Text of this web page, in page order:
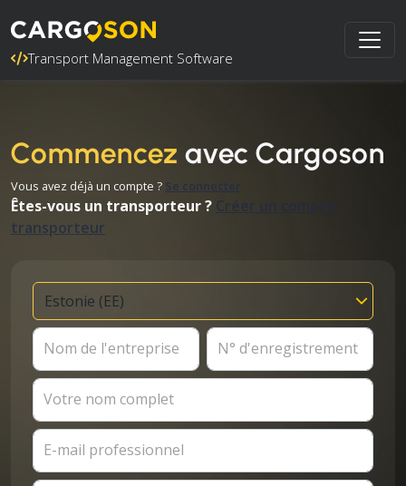
Transport Management Software
Commencez avec Cargoson
Vous avez déjà un compte ? Se connecter
Êtes-vous un transporteur ? Créer un compte
transporteur
Nom de l'entreprise N° d'enregistrement
Votre nom complet
E-mail professionnel